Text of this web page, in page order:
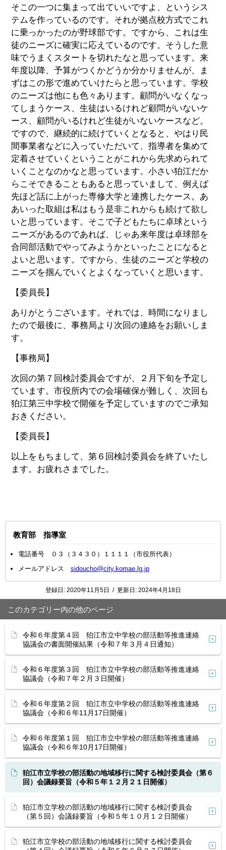
そこの一つに集まって出ていいですよ、というシス
テムを作っているのです。それが拠点校方式でこれ
に乗っかったのが野球部です。ですから、これは生
徒のニーズに確実に応えているのです。そうした意
味でうまくスタートを切れたなと思っています。来
年度以降、予算がつくかどうか分かりませんが、ま
ずはこの形で進めていけたらと思っています。学校
のニーズは他にも色々あります。顧問がいなくなっ
てしまうケース、生徒はいるけれど顧問がいないケ
ース、顧問がいるけれど生徒がいないケースなど。
ですので、継続的に続けていくとなると、やはり民
間事業者などに入っていただいて、指導者を集めて
定着させていくということがこれから先求められて
いくことなのかなと思っています。小さい狛江だか
らこそできることもあると思っていまして、例えば
先ほど話に上がった専修大学と連携したケース。あ
あいった取組は私はもう是非これからも続けて欲し
いと思っています。そこで子どもたちに卓球という
ニーズがあるのであれば、じゃあ来年度は卓球部を
合同部活動でやってみようかといったことになると
よいと思います。ですから、生徒のニーズと学校の
ニーズを掴んでいくとよくなっていくと思います。
【委員長】
ありがとうございます。それでは、時間になりまし
たので最後に、事務局より次回の連絡をお願いしま
す。
【事務局】
次回の第７回検討委員会ですが、２月下旬を予定し
ています。市役所内での会場確保が難しく、次回も
狛江第三中学校で開催を予定していますのでご承知
おきください。
【委員長】
以上をもちまして、第６回検討委員会を終了いたし
ます。お疲れさまでした。
教育部 指導室
電話番号 ０３（３４３０）１１１１（市役所代表）
メールアドレス sidoucho@city.komae.lg.jp
登録日: 2020年11月5日 / 更新日: 2024年4月18日
このカテゴリー内の他のページ
令和６年度第４回 狛江市立中学校の部活動等推進連絡
協議会の書面開催結果（令和７年３月４日通知）
令和６年度第３回 狛江市立中学校の部活動等推進連絡
協議会（令和７年２月３日開催）
令和６年度第２回 狛江市立中学校の部活動等推進連絡
協議会（令和６年11月17日開催）
令和６年度第１回 狛江市立中学校の部活動等推進連絡
協議会（令和６年10月17日開催）
狛江市立学校の部活動の地域移行に関する検討委員会（第６
回）会議録要旨（令和５年１２月２１日開催）
狛江市立学校の部活動の地域移行に関する検討委員会
（第５回）会議録要旨（令和５年１０月１２日開催）
狛江市立学校の部活動の地域移行に関する検討委員会